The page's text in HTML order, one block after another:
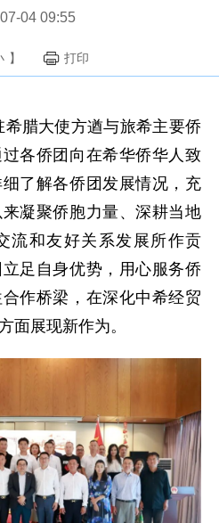
04 09:55
】 打印
希腊大使方遒与旅希主要侨
各侨团向在希华侨华人致
了解各侨团发展情况，充
凝聚侨胞力量、深耕当地
流和友好关系发展所作贡
足自身优势，用心服务侨
作桥梁，在深化中希经贸
面展现新作为。